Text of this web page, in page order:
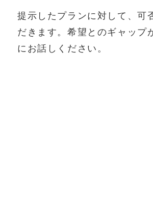
提示したプランに対して、可
だきます。希望とのギャップ
にお話しください。